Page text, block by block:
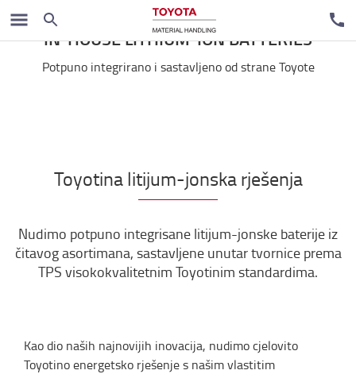
IN-HOUSE LITHIUM-ION BATTERIES
Potpuno integrirano i sastavljeno od strane Toyote
Toyotina litijum-jonska rješenja
Nudimo potpuno integrisane litijum-jonske baterije iz
čitavog asortimana, sastavljene unutar tvornice prema
TPS visokokvalitetnim Toyotinim standardima.
Kao dio naših najnovijih inovacija, nudimo cjelovito
Toyotino energetsko rješenje s našim vlastitim